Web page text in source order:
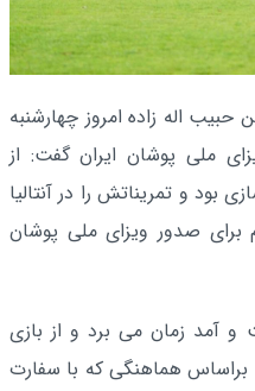
اله زاده امروز چهارشنبه
ملی پوشان ایران گفت: از
بود و تمریناتش را در آنتالیا
برای صدور ویزای ملی پوشان
و آمد زمان می برد و از بازی
براساس هماهنگی که با سفارت